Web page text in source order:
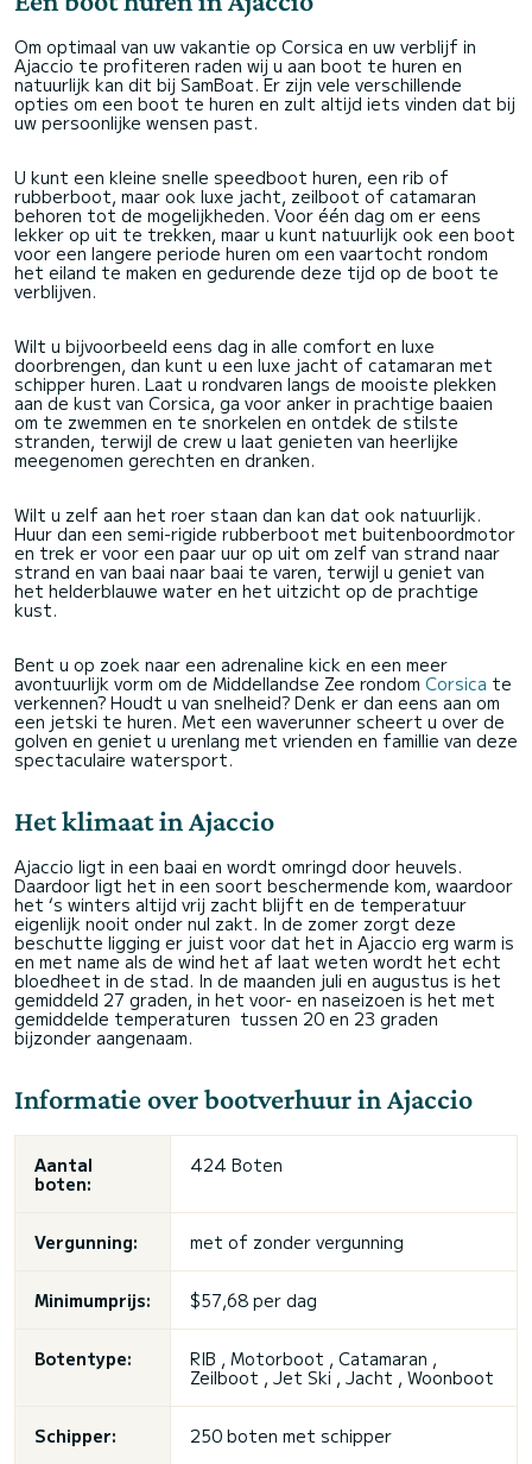
Om optimaal van uw vakantie op Corsica en uw verblijf in
Ajaccio te profiteren raden wij u aan boot te huren en
natuurlijk kan dit bij SamBoat. Er zijn vele verschillende
opties om een boot te huren en zult altijd iets vinden dat bij
uw persoonlijke wensen past.
U kunt een kleine snelle speedboot huren, een rib of
rubberboot, maar ook luxe jacht, zeilboot of catamaran
behoren tot de mogelijkheden. Voor één dag om er eens
lekker op uit te trekken, maar u kunt natuurlijk ook een boot
voor een langere periode huren om een vaartocht rondom
het eiland te maken en gedurende deze tijd op de boot te
verblijven.
Wilt u bijvoorbeeld eens dag in alle comfort en luxe
doorbrengen, dan kunt u een luxe jacht of catamaran met
schipper huren. Laat u rondvaren langs de mooiste plekken
aan de kust van Corsica, ga voor anker in prachtige baaien
om te zwemmen en te snorkelen en ontdek de stilste
stranden, terwijl de crew u laat genieten van heerlijke
meegenomen gerechten en dranken.
Wilt u zelf aan het roer staan dan kan dat ook natuurlijk.
Huur dan een semi-rigide rubberboot met buitenboordmotor
en trek er voor een paar uur op uit om zelf van strand naar
strand en van baai naar baai te varen, terwijl u geniet van
het helderblauwe water en het uitzicht op de prachtige
kust.
Bent u op zoek naar een adrenaline kick en een meer
avontuurlijk vorm om de Middellandse Zee rondom Corsica te
verkennen? Houdt u van snelheid? Denk er dan eens aan om
een jetski te huren. Met een waverunner scheert u over de
golven en geniet u urenlang met vrienden en famillie van deze
spectaculaire watersport.
Het klimaat in Ajaccio
Ajaccio ligt in een baai en wordt omringd door heuvels.
Daardoor ligt het in een soort beschermende kom, waardoor
het ‘s winters altijd vrij zacht blijft en de temperatuur
eigenlijk nooit onder nul zakt. In de zomer zorgt deze
beschutte ligging er juist voor dat het in Ajaccio erg warm is
en met name als de wind het af laat weten wordt het echt
bloedheet in de stad. In de maanden juli en augustus is het
gemiddeld 27 graden, in het voor- en naseizoen is het met
gemiddelde temperaturen tussen 20 en 23 graden
bijzonder aangenaam.
Informatie over bootverhuur in Ajaccio
Aantal
boten:
424 Boten
Vergunning: met of zonder vergunning
Minimumprijs: $57,68 per dag
Botentype:
RIB , Motorboot , Catamaran ,
Zeilboot , Jet Ski , Jacht , Woonboot
Schipper: 250 boten met schipper